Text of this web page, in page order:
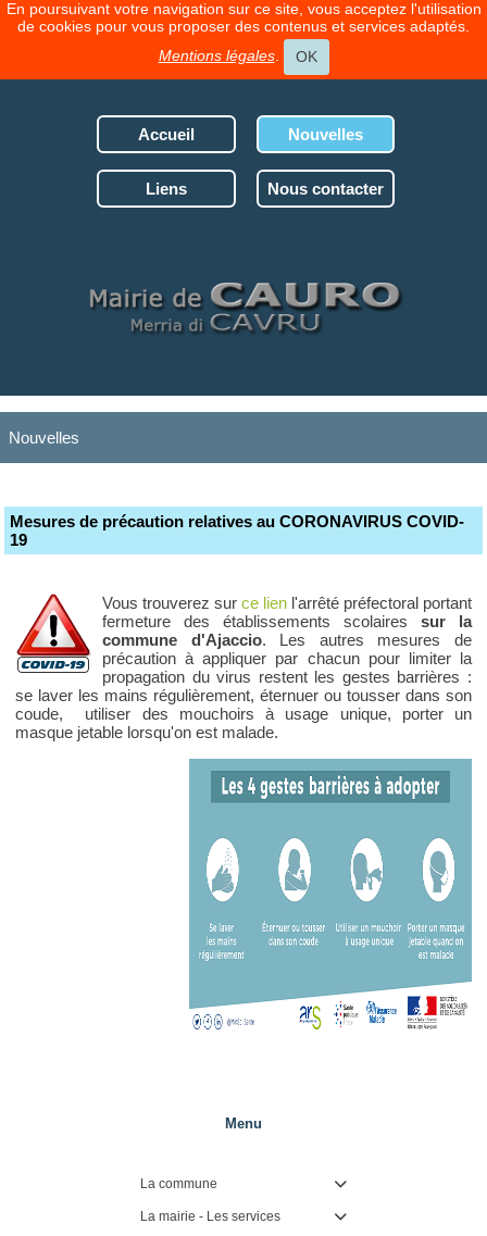
En poursuivant votre navigation sur ce site, vous acceptez l'utilisation
de cookies pour vous proposer des contenus et services adaptés.
Mentions légales. OK
Accueil Nouvelles
Liens Nous contacter
Nouvelles
Mesures de précaution relatives au CORONAVIRUS COVID-
19
Vous trouverez sur ce lien l'arrêté préfectoral portant
fermeture des établissements scolaires sur la
commune d'Ajaccio. Les autres mesures de
précaution à appliquer par chacun pour limiter la
propagation du virus restent les gestes barrières :
se laver les mains régulièrement, éternuer ou tousser dans son
coude, utiliser des mouchoirs à usage unique, porter un
masque jetable lorsqu'on est malade.
Menu
La commune 
La mairie - Les services 